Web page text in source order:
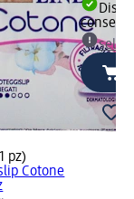
pz)
Cotone